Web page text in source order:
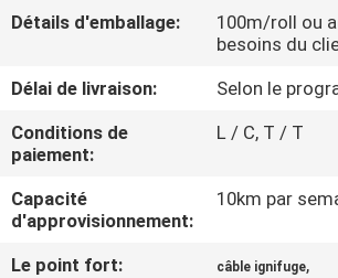
VISITE
CONTRÔLE
DE
LA
QUALITÉ
Détails d'emballage:
100m/roll ou
besoins du
Délai de livraison:
Selon le
Conditions de
paiement:
L / C, T / T
Capacité
d'approvisionnement:
10km par
Le point fort: câble ignifuge,